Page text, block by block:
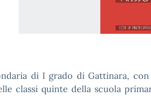
di I grado di Gattinara,
classi quinte della scuola